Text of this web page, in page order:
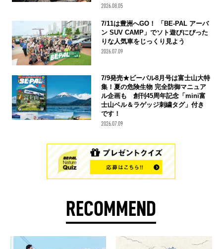
2026.08.05
7/11は豊洲へGO！ 「BE-PAL アーバ
ン SUV CAMP」でソト遊びにぴった
りな人気車をじっくり見よう
2026.07.09
7/9発売★ビーパル8月号は富士山大特
集！夏の危険生物 完全防御マニュア
ル企画も 創刊45周年記念「mini富
士山ベル＆ラゲッジ刺繍タグ」付き
です！
2026.07.09
RECOMMEND